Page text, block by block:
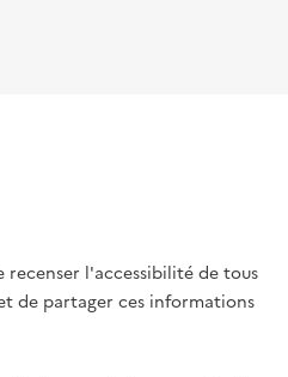
l'accessibilité de tous
de partager ces informations